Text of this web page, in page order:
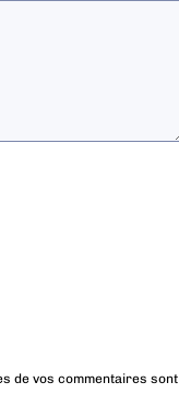
de vos commentaires sont